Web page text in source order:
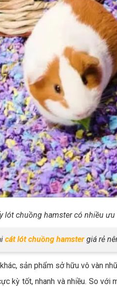
lót chuồng hamster có nhiều
cát lót chuồng hamster giá rẻ
sản phẩm sở hữu vô vàn
kỳ tốt, nhanh và nhiều. So với